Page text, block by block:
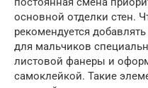
основной отделки стен.
рекомендуется
для мальчиков
листовой фанеры и
самоклейкой. Такие